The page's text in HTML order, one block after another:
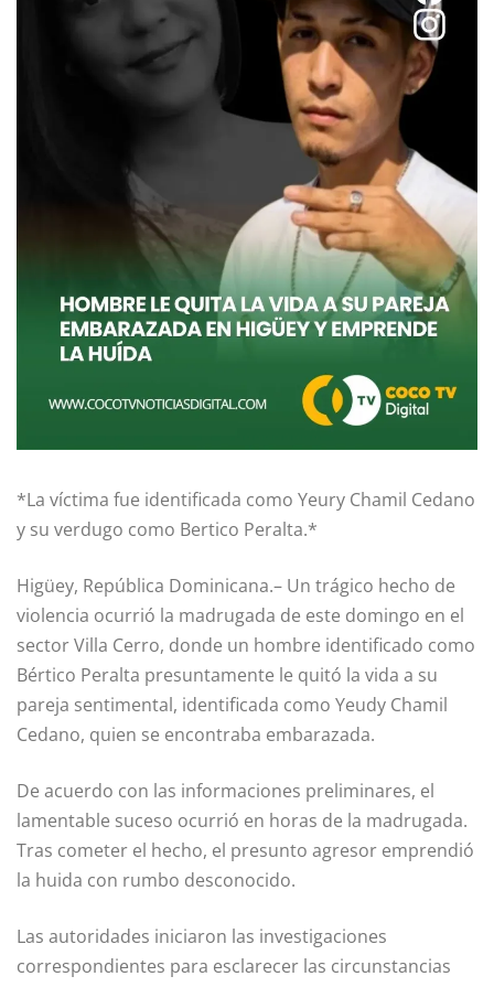
*La víctima fue identificada como Yeury Chamil Cedano
y su verdugo como Bertico Peralta.*
Higüey, República Dominicana.– Un trágico hecho de
violencia ocurrió la madrugada de este domingo en el
sector Villa Cerro, donde un hombre identificado como
Bértico Peralta presuntamente le quitó la vida a su
pareja sentimental, identificada como Yeudy Chamil
Cedano, quien se encontraba embarazada.
De acuerdo con las informaciones preliminares, el
lamentable suceso ocurrió en horas de la madrugada.
Tras cometer el hecho, el presunto agresor emprendió
la huida con rumbo desconocido.
Las autoridades iniciaron las investigaciones
correspondientes para esclarecer las circunstancias